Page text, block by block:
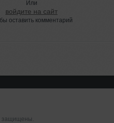
Или
войдите на сайт
оставить комментарий
защищены.